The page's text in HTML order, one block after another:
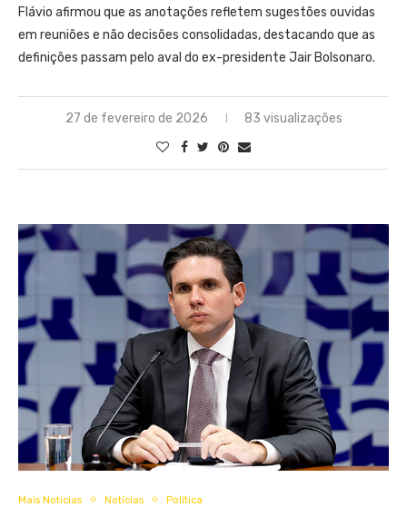
Flávio afirmou que as anotações refletem sugestões ouvidas
em reuniões e não decisões consolidadas, destacando que as
definições passam pelo aval do ex-presidente Jair Bolsonaro.
27 de fevereiro de 2026 83 visualizações
Mais Notícias Notícias Política